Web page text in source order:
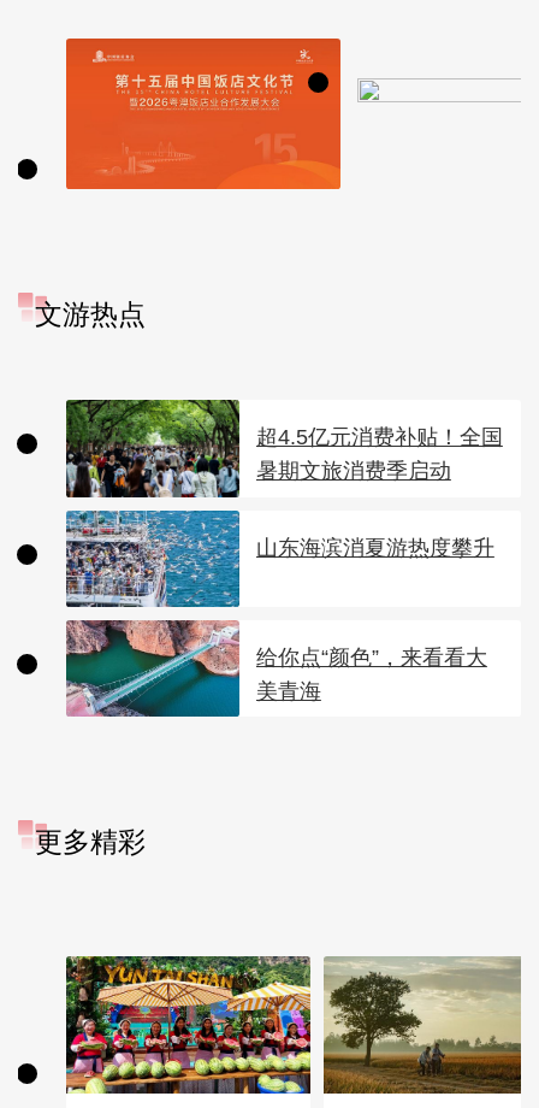
文游热点
超4.5亿元消费补贴！全国
暑期文旅消费季启动
山东海滨消夏游热度攀升
给你点“颜色”，来看看大
美青海
更多精彩